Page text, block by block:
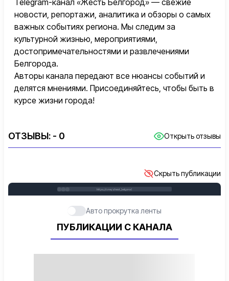
Telegram-канал «Жесть Белгород» — свежие
новости, репортажи, аналитика и обзоры о самых
важных событиях региона. Мы следим за
культурной жизнью, мероприятиями,
достопримечательностями и развлечениями
Белгорода.
Авторы канала передают все нюансы событий и
делятся мнениями. Присоединяйтесь, чтобы быть в
курсе жизни города!
ОТЗЫВЫ: - 0 Открыть отзывы
Скрыть публикации
https://t.me/zhest_belgorod
Авто прокрутка ленты
ПУБЛИКАЦИИ С КАНАЛА